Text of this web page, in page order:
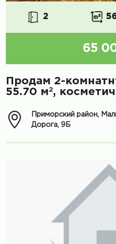
2
65
Продам 2-
55.70 м2,
Приморский район,
Дорога, 9Б